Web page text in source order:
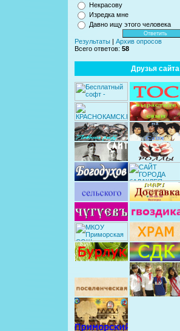
Некрасову
Изредка мне
Давно ищу этого человека
Результаты
Архив опросов
Всего ответов: 58
Друзья сайта